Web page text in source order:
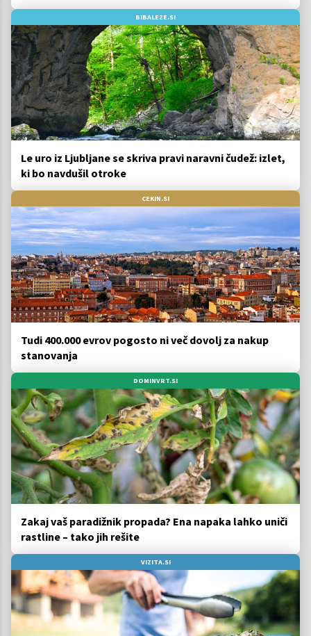
BIBALEZE.SI
Le uro iz Ljubljane se skriva pravi naravni čudež: izlet,
ki bo navdušil otroke
CEKIN.SI
Tudi 400.000 evrov pogosto ni več dovolj za nakup
stanovanja
DOMINVRT.SI
Zakaj vaš paradižnik propada? Ena napaka lahko uniči
rastline – tako jih rešite
VIZITA.SI